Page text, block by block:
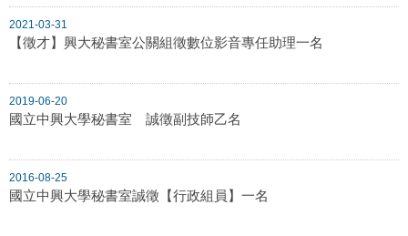
2021-03-31
【徵才】興大秘書室公關組徵數位影音專任助理一名
2019-06-20
國立中興大學秘書室 誠徵副技師乙名
2016-08-25
國立中興大學秘書室誠徵【行政組員】一名